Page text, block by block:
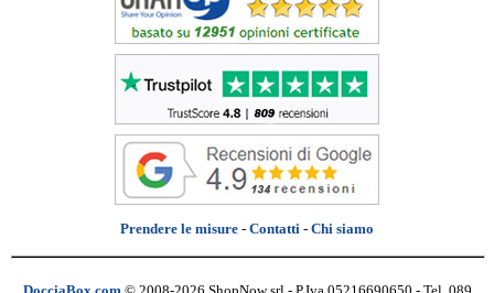
Prendere le misure - Contatti - Chi siamo